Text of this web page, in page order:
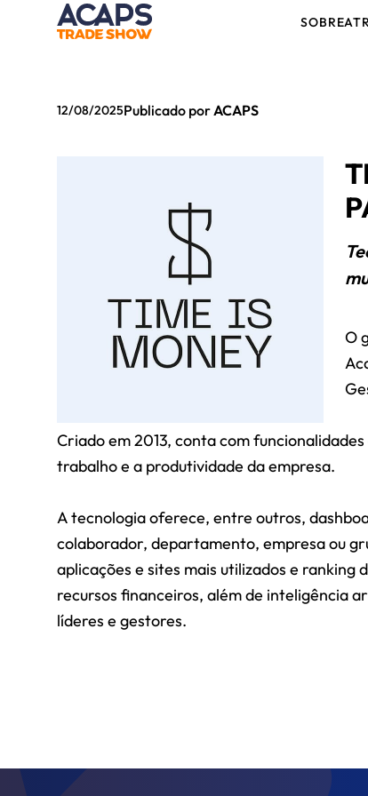
SOBRE
12/08/2025Publicado porACAPS
O
Criado em 2013, conta com
trabalho e a produtividade da empresa.
A tecnologia oferece, entre outros,
colaborador, departamento, empresa ou
aplicações e sites mais utilizados e ranking
recursos financeiros, além de inteligência
líderes e gestores.